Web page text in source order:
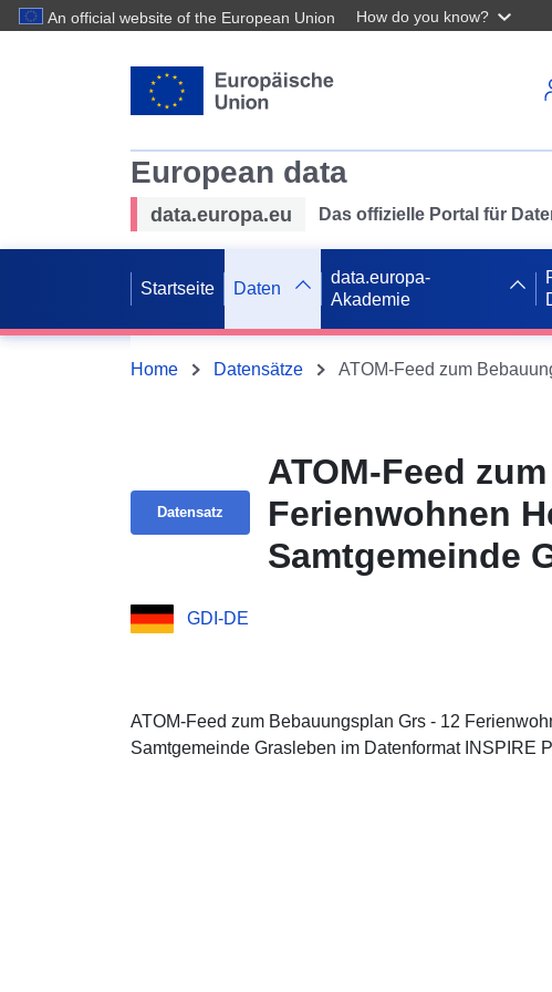
An official website of the European Union How do you know?
European data
data.europa.eu Das offizielle Portal für
Startseite Daten
data.europa-
Akademie
Home Datensätze
Datensatz
ATOM-Feed
Ferienwohnen
Samtgemeinde
GDI-DE
ATOM-Feed zum Bebauungsplan Grs - 12
Samtgemeinde Grasleben im Datenformat INSPIRE